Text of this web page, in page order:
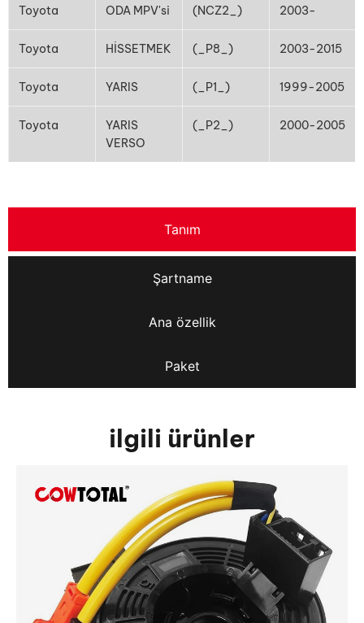
Toyota ODA MPV'si (NCZ2_) 2003-
Toyota HİSSETMEK (_P8_) 2003-2015
Toyota YARIS (_P1_) 1999-2005
Toyota
YARIS
VERSO
(_P2_) 2000-2005
Tanım
Şartname
Ana özellik
Paket
ilgili ürünler